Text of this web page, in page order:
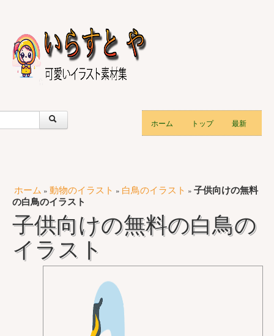
ホーム トップ 最新
ホーム » 動物のイラスト » 白鳥のイラスト » 子供向けの無料
の白鳥のイラスト
子供向けの無料の白鳥の
イラスト